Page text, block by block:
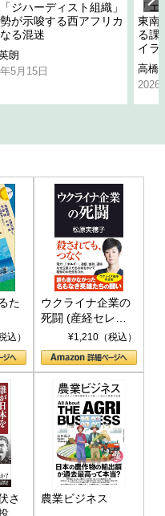
ジハーディスト組織」
が示唆する西アフリカ
る混迷
朗
5月15日
「
東南
る課
イラ
高橋
2026
た
込）
ウクライナ企業の
死闘 (産経セレク
ト S 039)¥1,210（税込）
さ
農業ビジネス